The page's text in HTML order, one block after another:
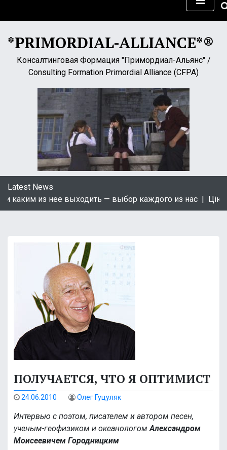
*PRIMORDIAL-ALLIANCE*®
Консалтинговая Формация "Примордиал-Альянс" /
Consulting Formation Primordial Alliance (CFPA)
Latest News
из нее выходить — выбор каждого из нас |Цікаві
ПОЛУЧАЕТСЯ, ЧТО Я ОПТИМИСТ
24.06.2010 Олег Гуцуляк
Интервью с поэтом, писателем и автором песен,
ученым-геофизиком и океанологомАлександром
Моисеевичем Городницким